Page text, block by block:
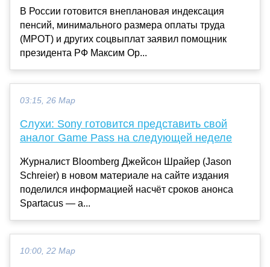
В России готовится внеплановая индексация
пенсий, минимального размера оплаты труда
(МРОТ) и других соцвыплат заявил помощник
президента РФ Максим Ор...
03:15, 26 Мар
Слухи: Sony готовится представить свой
аналог Game Pass на следующей неделе
Журналист Bloomberg Джейсон Шрайер (Jason
Schreier) в новом материале на сайте издания
поделился информацией насчёт сроков анонса
Spartacus — а...
10:00, 22 Мар